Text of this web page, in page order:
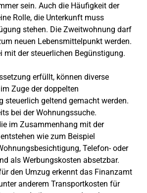
sein. Auch die Häufigkeit der
Rolle, die Unterkunft muss
stehen. Die Zweitwohnung darf
neuen Lebensmittelpunkt werden.
mit der steuerlichen Begünstigung.
erfüllt, können diverse
Zuge der doppelten
steuerlich geltend gemacht werden.
bei der Wohnungssuche.
im Zusammenhang mit der
wie zum Beispiel
Telefon- oder
als Werbungskosten absetzbar.
den Umzug erkennt das Finanzamt
anderem Transportkosten für